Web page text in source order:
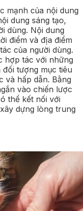
mạnh của nội dung
dung sáng tạo,
dùng. Nội dung
điểm và địa điểm
của người dùng.
hợp tác với những
tượng mục tiêu
và hấp dẫn. Bằng
vào chiến lược
thể kết nối với
dựng lòng trung